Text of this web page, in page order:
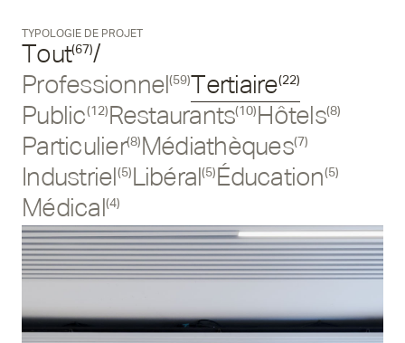
TYPOLOGIE DE PROJET
Tout(67)/
Professionnel(59) Tertiaire(22)
Public(12) Restaurants(10) Hôtels(8)
Particulier(8) Médiathèques(7)
Industriel (5) Libéral(5) Éducation(5)
Médical (4)